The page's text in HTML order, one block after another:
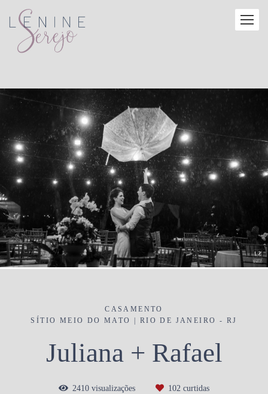
CASAMENTO
SÍTIO MEIO DO MATO | RIO DE JANEIRO - RJ
Juliana + Rafael
2410 visualizações 102 curtidas